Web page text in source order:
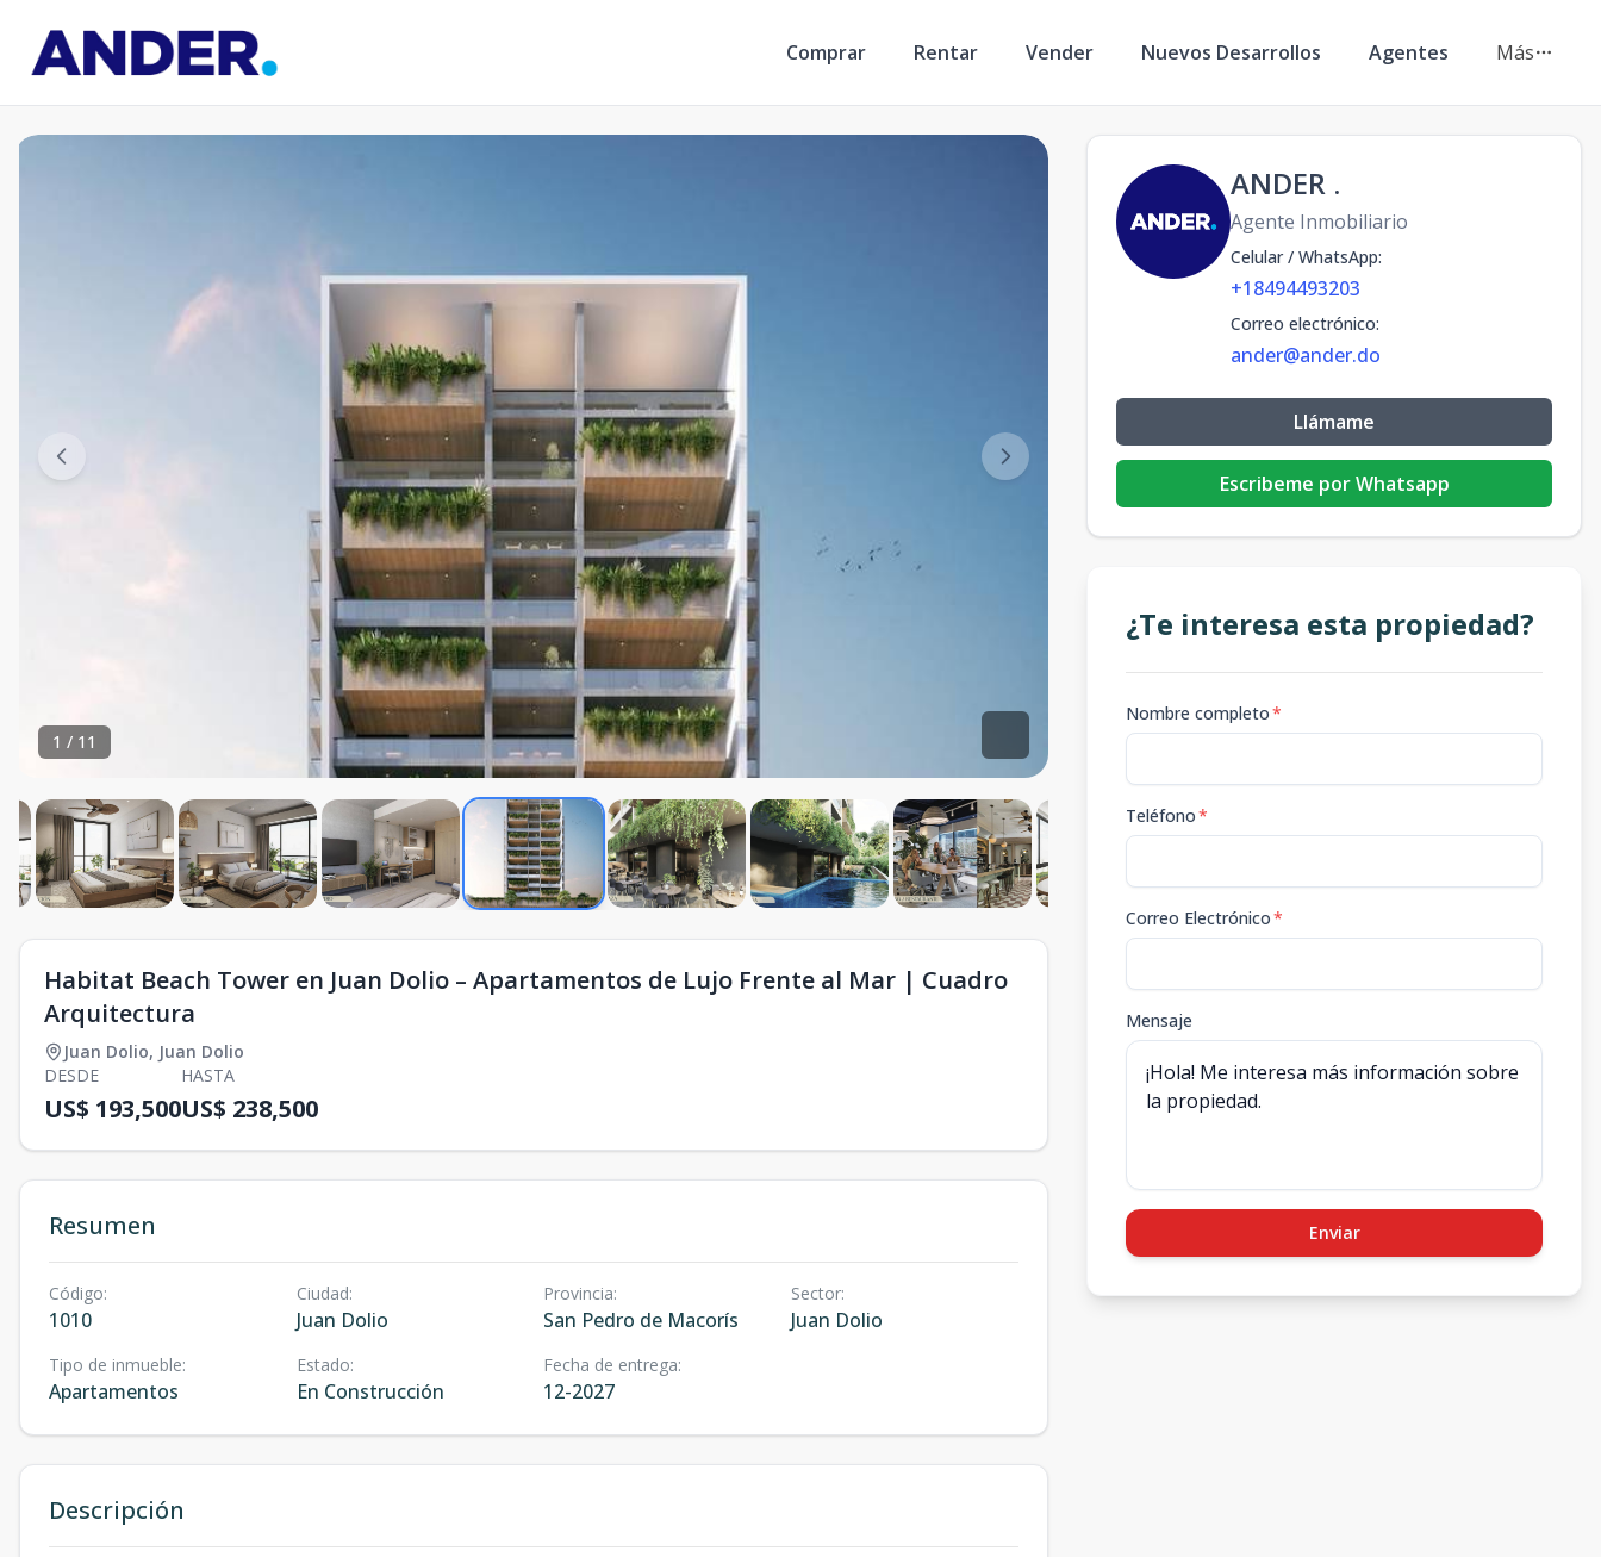
Comprar Rentar Vender Nuevos Desarrollos Agentes Más
1 / 11
Habitat Beach Tower en Juan Dolio – Apartamentos de Lujo Frente al Mar | Cuadro
Arquitectura
Juan Dolio, Juan Dolio
DESDE
US$ 193,500
HASTA
US$ 238,500
Resumen
Código:
1010
Ciudad:
Juan Dolio
Provincia:
San Pedro de Macorís
Sector:
Juan Dolio
Tipo de inmueble:
Apartamentos
Estado:
En Construcción
Fecha de entrega:
12-2027
Descripción
ANDER .
Agente Inmobiliario
Celular / WhatsApp:
+18494493203
Correo electrónico:
ander@ander.do
Llámame
Escribeme por Whatsapp
¿Te interesa esta propiedad?
Nombre completo*
Teléfono*
Correo Electrónico*
Mensaje
Enviar